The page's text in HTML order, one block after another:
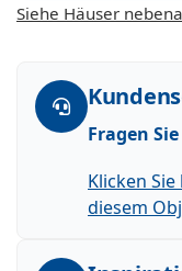
Siehe Häuser
Fragen
Klicken
diesem